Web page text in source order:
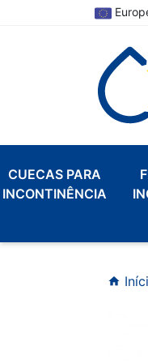
CUECAS PARA
INCONTINÊNCIA
home